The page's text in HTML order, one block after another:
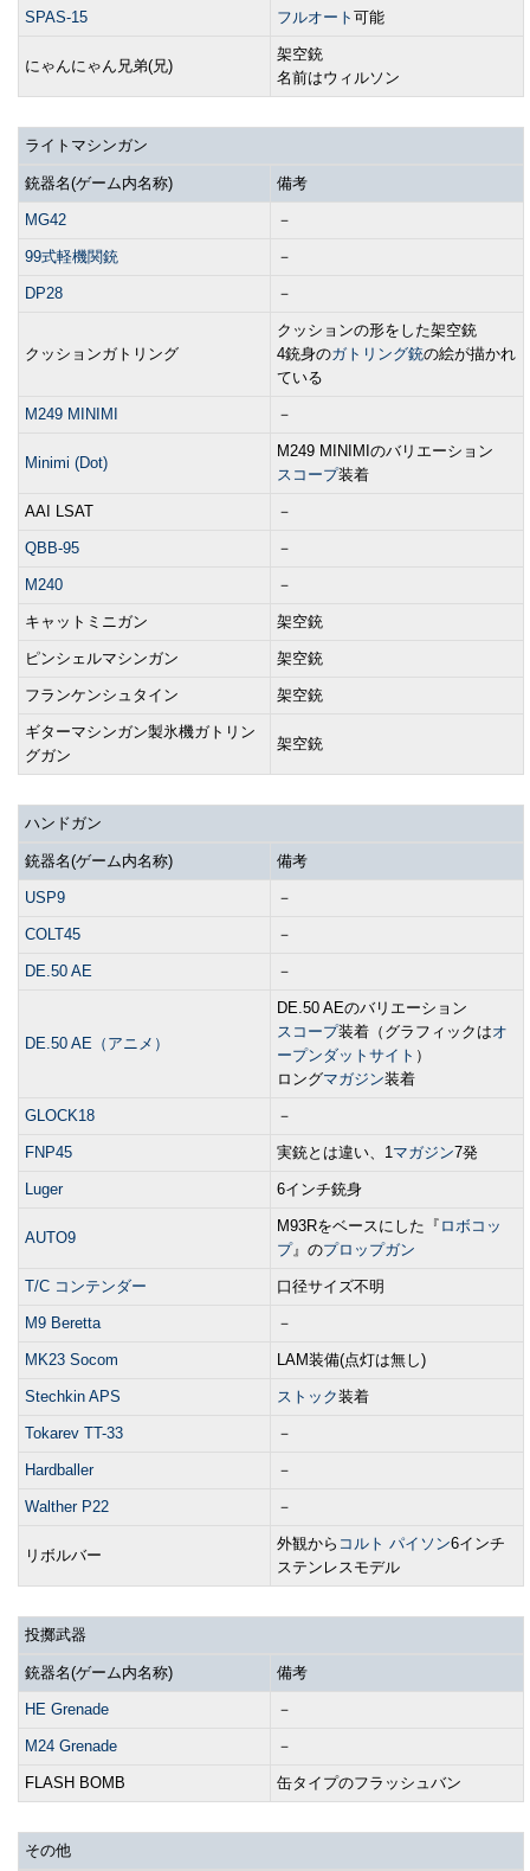
SPAS-15 フルオート 可能
にゃんにゃん兄弟(兄)
架空銃
名前はウィルソン
ライトマシンガン
銃器名(ゲーム内名称) 備考
MG42 －
99式軽機関銃 －
DP28 －
クッションガトリング
クッションの形をした架空銃
4銃身のガトリング銃の絵が描かれ
ている
M249 MINIMI －
Minimi (Dot)
M249 MINIMIのバリエーション
スコープ装着
AAI LSAT －
QBB-95 －
M240 －
キャットミニガン 架空銃
ピンシェルマシンガン 架空銃
フランケンシュタイン 架空銃
ギターマシンガン製氷機ガトリン
グガン
架空銃
ハンドガン
銃器名(ゲーム内名称) 備考
USP9 －
COLT45 －
DE.50 AE －
DE.50 AE（アニメ）
DE.50 AEのバリエーション
スコープ装着（グラフィックはオ
ープンダットサイト ）
ロングマガジン装着
GLOCK18 －
FNP45 実銃とは違い、1マガジン7発
Luger 6インチ銃身
AUTO9
M93Rをベースにした『 ロボコッ
プ』のプロップガン
T/C コンテンダー 口径サイズ不明
M9 Beretta －
MK23 Socom LAM装備(点灯は無し)
Stechkin APS ストック装着
Tokarev TT-33 －
Hardballer －
Walther P22 －
リボルバー
外観から コルト パイソン6インチ
ステンレスモデル
投擲武器
銃器名(ゲーム内名称) 備考
HE Grenade －
M24 Grenade －
FLASH BOMB 缶タイプのフラッシュバン
その他